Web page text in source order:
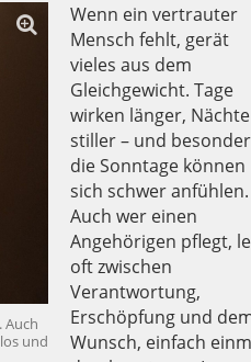
Auch
und
Wenn ein vertrauter
Mensch fehlt, gerät
vieles aus dem
Gleichgewicht. Tage
wirken länger, Nächte
stiller – und
die Sonntage können
sich schwer anfühlen.
Auch wer einen
Angehörigen pflegt,
oft zwischen
Verantwortung,
Erschöpfung und
Wunsch, einfach